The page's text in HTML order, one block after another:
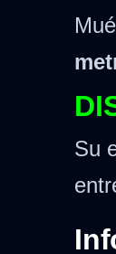
Su